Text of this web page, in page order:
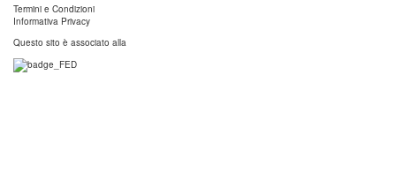
Termini e Condizioni
Informativa Privacy
Questo sito è associato alla